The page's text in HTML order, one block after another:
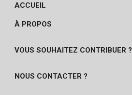
ACCUEIL
À PROPOS
VOUS SOUHAITEZ CONTRIBUER ?
NOUS CONTACTER ?